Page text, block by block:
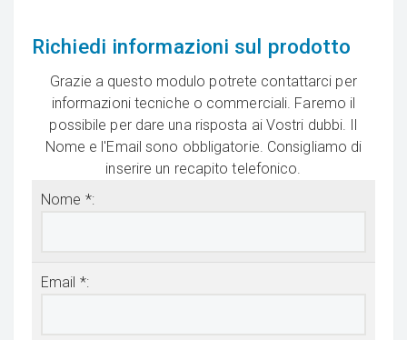
Richiedi informazioni sul prodotto
Grazie a questo modulo potrete contattarci per
informazioni tecniche o commerciali. Faremo il
possibile per dare una risposta ai Vostri dubbi. Il
Nome e l'Email sono obbligatorie. Consigliamo di
inserire un recapito telefonico.
Nome *:
Email *: